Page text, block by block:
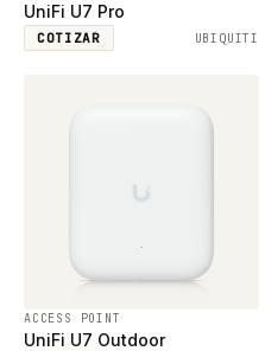
UniFi U7 Pro
COTIZAR UBIQUITI
ACCESS POINT
UniFi U7 Outdoor